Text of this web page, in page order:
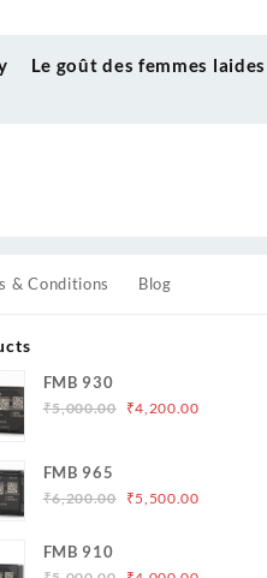
Le goût des femmes
& Conditions Blog
FMB 930
₹5,000.00
Original
₹4,200.00Current
FMB 965
₹6,200.00
Original
₹6,200.00.
₹5,500.00Current
FMB 910